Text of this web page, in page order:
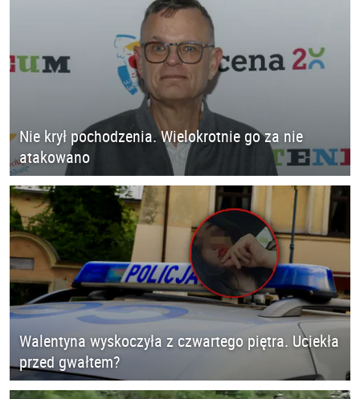
Nie krył pochodzenia. Wielokrotnie go za nie
atakowano
Walentyna wyskoczyła z czwartego piętra. Uciekła
przed gwałtem?